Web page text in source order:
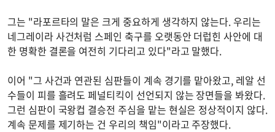
그는 "라포르타의 말은 크게 중요하게 생각하지 않는다. 우리는
네그레이라 사건처럼 스페인 축구를 오랫동안 더럽힌 사안에 대
한 명확한 결론을 여전히 기다리고 있다"라고 말했다.
이어 "그 사건과 연관된 심판들이 계속 경기를 맡아왔고, 레알 선
수들이 피를 흘려도 페널티킥이 선언되지 않는 장면들을 봐왔다.
그런 심판이 국왕컵 결승전 주심을 맡는 현실은 정상적이지 않다.
계속 문제를 제기하는 건 우리의 책임"이라고 주장했다.